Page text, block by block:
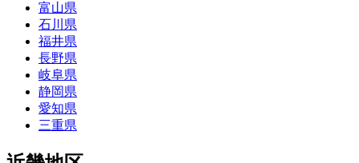
富山県
石川県
福井県
長野県
岐阜県
静岡県
愛知県
三重県